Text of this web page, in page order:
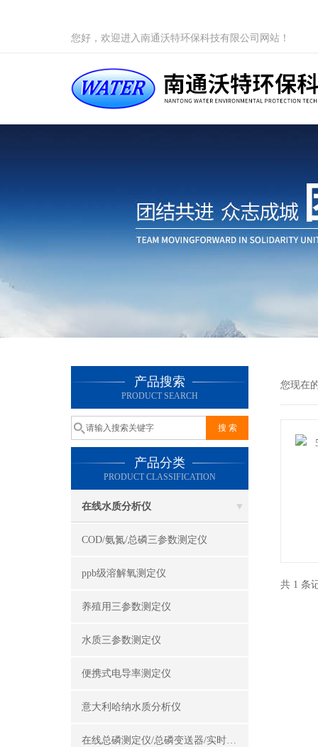
您好，欢迎进入南通沃特环保科技有限公司网站！
产品搜索
PRODUCT SEARCH
产品分类
PRODUCT CLASSIFICATION
在线水质分析仪
COD/氨氮/总磷三参数测定仪
ppb级溶解氧测定仪
养殖用三参数测定仪
水质三参数测定仪
便携式电导率测定仪
意大利哈纳水质分析仪
在线总磷测定仪/总磷变送器/实时总磷监测仪
您现在
共 1 条